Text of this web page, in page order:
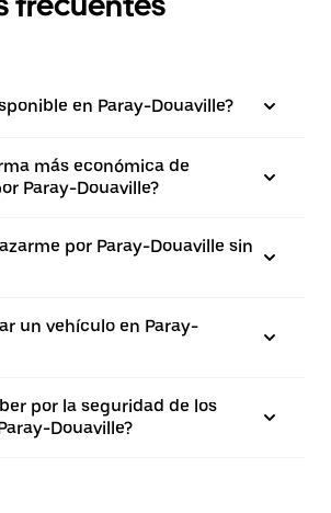
en Paray-Douaville?
más económica de
Paray-Douaville?
por Paray-Douaville sin
un vehículo en Paray-
por la seguridad de los
Douaville?